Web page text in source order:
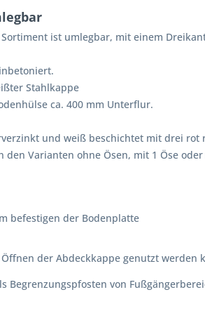
ist umlegbar, mit einem
Stahlkappe
ca. 400 mm Unterflur.
und weiß beschichtet mit drei
Varianten ohne Ösen, mit 1 Öse
befestigen der Bodenplatte
der Abdeckkappe genutzt werden
Begrenzungspfosten von